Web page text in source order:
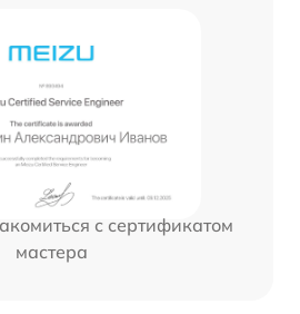
с сертификатом
мастера